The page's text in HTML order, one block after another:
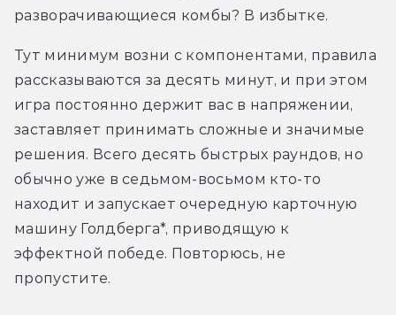
разворачивающиеся комбы? В избытке.
Тут минимум возни с компонентами, правила
рассказываются за десять минут, и при этом
игра постоянно держит вас в напряжении,
заставляет принимать сложные и значимые
решения. Всего десять быстрых раундов, но
обычно уже в седьмом-восьмом кто-то
находит и запускает очередную карточную
машину Голдберга*, приводящую к
эффектной победе. Повторюсь, не
пропустите.